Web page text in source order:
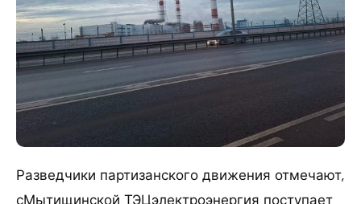
Разведчики партизанского движения отмечают,
сМытищинской ТЭЦэлектроэнергия поступает